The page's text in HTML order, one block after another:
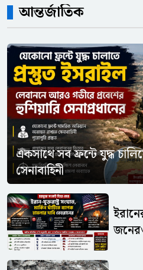
আন্তর্জাতিক
একসাথে সব ফ্রন্টে যুদ্ধ
সেনাবাহিনী